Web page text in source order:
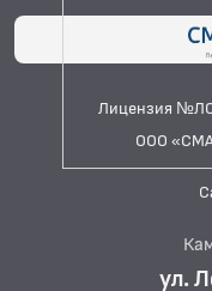
Лицензия
ООО
ул.